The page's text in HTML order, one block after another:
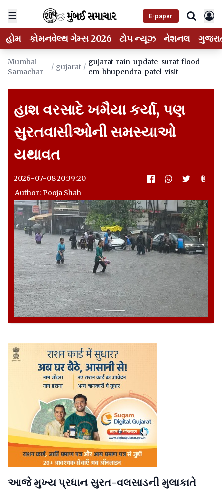
☰ E-paper
હોમ કોમનવેલ્થ ગેમ્સ 2026 ટોપ ન્યૂઝ નેશનલ
Mumbai
Samachar
/ gujarat /
gujarat-rain-update-surat-flood-
cm-bhupendra-patel-visit
હાશ વરસાદે ખમૈયા કર્યા, પણ
સુરતવાસીઓની સમસ્યાઓ
યથાવત
2026-07-08 20:39:20
Author: Pooja Shah
આજે મુખ્ય પ્રધાન સુરત-વલસાડની મુલાકાતે